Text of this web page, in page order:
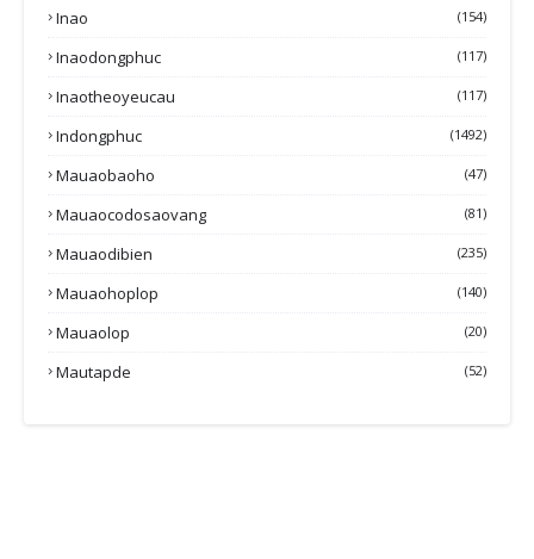
Inao (154)
Inaodongphuc (117)
Inaotheoyeucau (117)
Indongphuc (1492)
Mauaobaoho (47)
Mauaocodosaovang (81)
Mauaodibien (235)
Mauaohoplop (140)
Mauaolop (20)
Mautapde (52)